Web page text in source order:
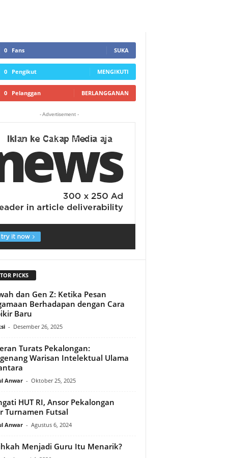
0 Fans SUKA
0 Pengikut MENGIKUTI
0 Pelanggan BERLANGGANAN
- Advertisement -
PICKS
dan Gen Z: Ketika Pesan
Berhadapan dengan Cara
Baru
- Desember 26, 2025
Turats Pekalongan:
Warisan Intelektual Ulama
Anwar - Oktober 25, 2025
HUT RI, Ansor Pekalongan
Turnamen Futsal
Anwar - Agustus 6, 2024
Menjadi Guru Itu Menarik?